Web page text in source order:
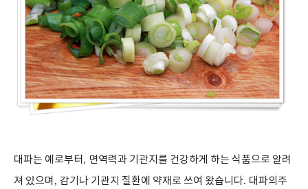
대파는 예로부터 , 면역력과 기관지를 건강하게 하는 식품으로 알려
져 있으며 , 감기나 기관지 질환에 약재로 쓰여 왔습니다. 대파의주